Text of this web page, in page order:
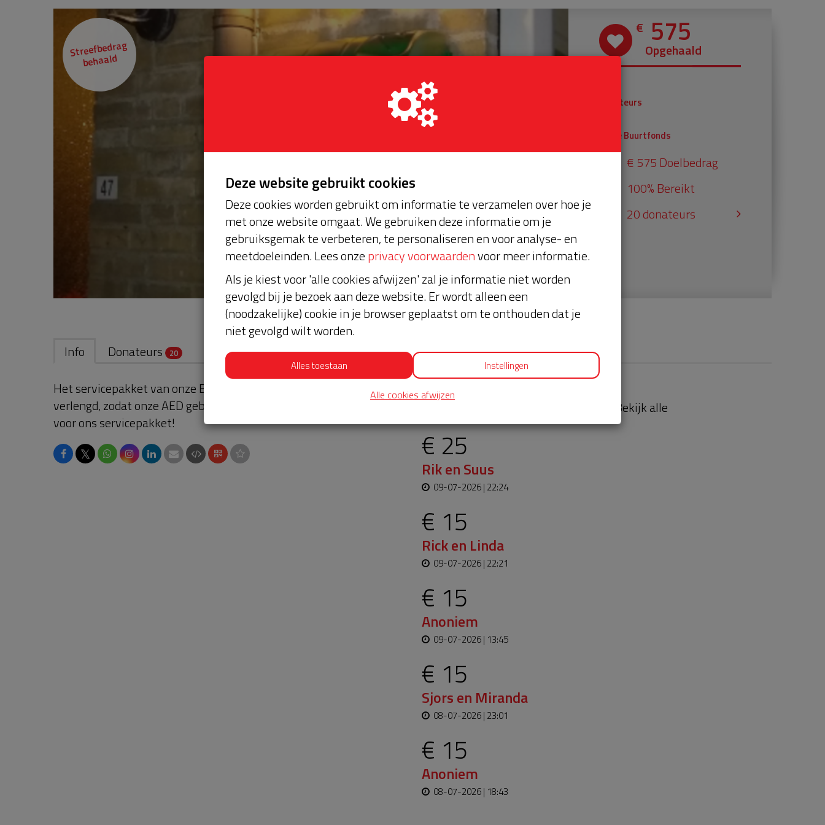
Streefbedrag
behaald
€ 575
Opgehaald
Donateurs
Univé Buurtfonds
€ 575 Doelbedrag
100% Bereikt
20 donateurs
Info Donateurs 20
Het servicepakket van onze BuurtAED is verlopen en moet worden
verlengd, zodat onze AED gebruiksklaar blijft. Help je mee? Doneer
voor ons servicepakket!
𝕏
Laatste donaties Bekijk alle
€ 25
Rik en Suus
09-07-2026 | 22:24
€ 15
Rick en Linda
09-07-2026 | 22:21
€ 15
Anoniem
09-07-2026 | 13:45
€ 15
Sjors en Miranda
08-07-2026 | 23:01
€ 15
Anoniem
08-07-2026 | 18:43
Deze website gebruikt cookies
Deze cookies worden gebruikt om informatie te verzamelen over hoe je
met onze website omgaat. We gebruiken deze informatie om je
gebruiksgemak te verbeteren, te personaliseren en voor analyse- en
meetdoeleinden. Lees onzeprivacy voorwaardenvoor meer informatie.
Als je kiest voor 'alle cookies afwijzen' zal je informatie niet worden
gevolgd bij je bezoek aan deze website. Er wordt alleen een
(noodzakelijke) cookie in je browser geplaatst om te onthouden dat je
niet gevolgd wilt worden.
Alles toestaan Instellingen
Alle cookies afwijzen